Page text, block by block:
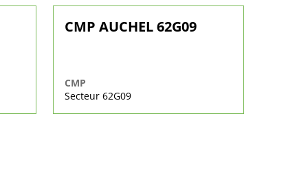
CMP AUCHEL 62G09
CMP
Secteur 62G09